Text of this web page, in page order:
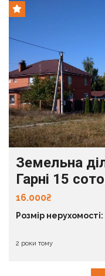
Земельна
Гарні 15
16.000₴
Розмір нерухомості:
2 роки тому